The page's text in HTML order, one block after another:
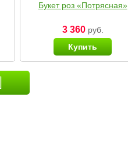
Букет роз «Потрясная»
3 360руб.
Купить